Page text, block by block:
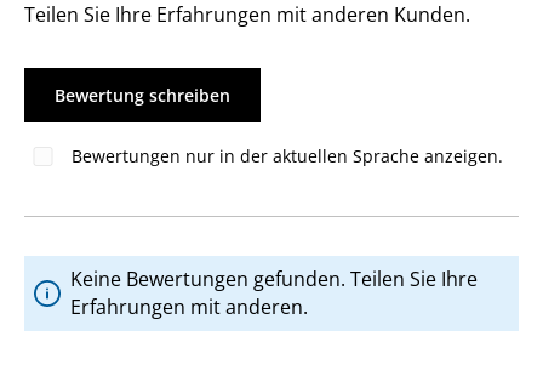
Teilen Sie Ihre Erfahrungen mit anderen Kunden.
Bewertung schreiben
Bewertungen nur in der aktuellen Sprache anzeigen.
Keine Bewertungen gefunden. Teilen Sie Ihre
Erfahrungen mit anderen.